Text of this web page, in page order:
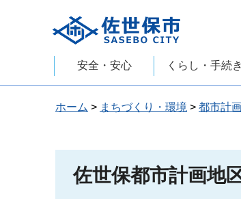
佐世保市
安全・安心 くらし・手続き
ホーム > まちづくり・環境 > 都市計
佐世保都市計画地